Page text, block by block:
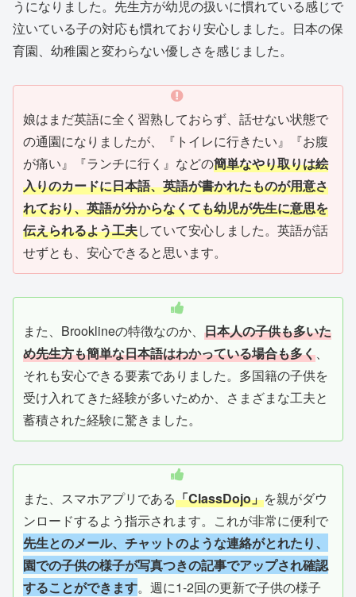
うになりました。先生方が幼児の扱いに慣れている感じで
泣いている子の対応も慣れており安心しました。日本の保
育園、幼稚園と変わらない優しさを感じました。
娘はまだ英語に全く習熟しておらず、話せない状態で
の通園になりましたが、『トイレに行きたい』『お腹
が痛い』『ランチに行く』などの簡単なやり取りは絵
入りのカードに日本語、英語が書かれたものが用意さ
れており、英語が分からなくても幼児が先生に意思を
伝えられるよう工夫していて安心しました。英語が話
せずとも、安心できると思います。
また、Brooklineの特徴なのか、 日本人の子供も多いた
め先生方も簡単な日本語はわかっている場合も多く、
それも安心できる要素でありました。多国籍の子供を
受け入れてきた経験が多いためか、さまざまな工夫と
蓄積された経験に驚きました。
また、スマホアプリである「ClassDojo」を親がダウ
ンロードするよう指示されます。これが非常に便利で
先生とのメール、チャットのような連絡がとれたり、
園での子供の様子が写真つきの記事でアップされ確認
することができます。週に1-2回の更新で子供の様子